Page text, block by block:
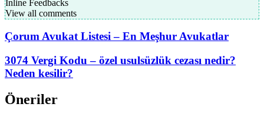
Inline Feedbacks
View all comments
Çorum Avukat Listesi – En Meşhur Avukatlar
3074 Vergi Kodu – özel usulsüzlük cezası nedir?
Neden kesilir?
Öneriler